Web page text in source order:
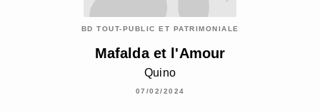
BD TOUT-PUBLIC ET PATRIMONIALE
Mafalda et l'Amour
Quino
07/02/2024